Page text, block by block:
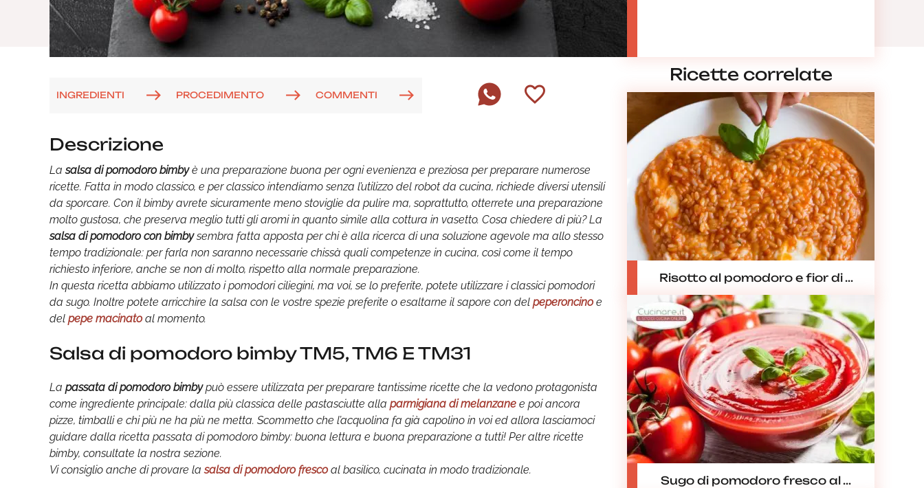
INGREDIENTI PROCEDIMENTO COMMENTI
Descrizione
Lasalsa di pomodoro bimbyè una preparazione buona per ogni evenienza e preziosa per preparare numerose
ricette. Fatta in modo classico, e per classico intendiamo senza l’utilizzo del robot da cucina, richiede diversi utensili
da sporcare. Con il bimby avrete sicuramente meno stoviglie da pulire ma, soprattutto, otterrete una preparazione
molto gustosa, che preserva meglio tutti gli aromi in quanto simile alla cottura in vasetto. Cosa chiedere di più? La
salsa di pomodoro con bimbysembra fatta apposta per chi è alla ricerca di una soluzione agevole ma allo stesso
tempo tradizionale: per farla non saranno necessarie chissà quali competenze in cucina, così come il tempo
richiesto inferiore, anche se non di molto, rispetto alla normale preparazione.
In questa ricetta abbiamo utilizzato i pomodori ciliegini, ma voi, se lo preferite, potete utilizzare i classici pomodori
da sugo. Inoltre potete arricchire la salsa con le vostre spezie preferite o esaltarne il sapore con del peperoncinoe
del pepe macinatoal momento.
Salsa di pomodoro bimby TM5, TM6 E TM31
La passata di pomodoro bimbypuò essere utilizzata per preparare tantissime ricette che la vedono protagonista
come ingrediente principale: dalla più classica delle pastasciutte alla parmigiana di melanzane e poi ancora
pizze, timballi e chi più ne ha più ne metta. Scommetto che l’acquolina fa già capolino in voi ed allora lasciamoci
guidare dalla ricetta passata di pomodoro bimby: buona lettura e buona preparazione a tutti! Per altre ricette
bimby, consultate la nostra sezione.
Vi consiglio anche di provare lasalsa di pomodoro frescoal basilico, cucinata in modo tradizionale.
Ricette correlate
Risotto al pomodoro e fior di ...
Sugo di pomodoro fresco al ...